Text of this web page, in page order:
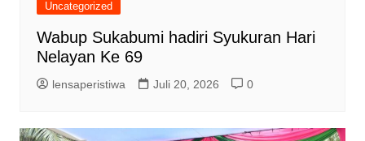
Uncategorized
Wabup Sukabumi hadiri Syukuran Hari
Nelayan Ke 69
lensaperistiwa Juli 20, 2026 0